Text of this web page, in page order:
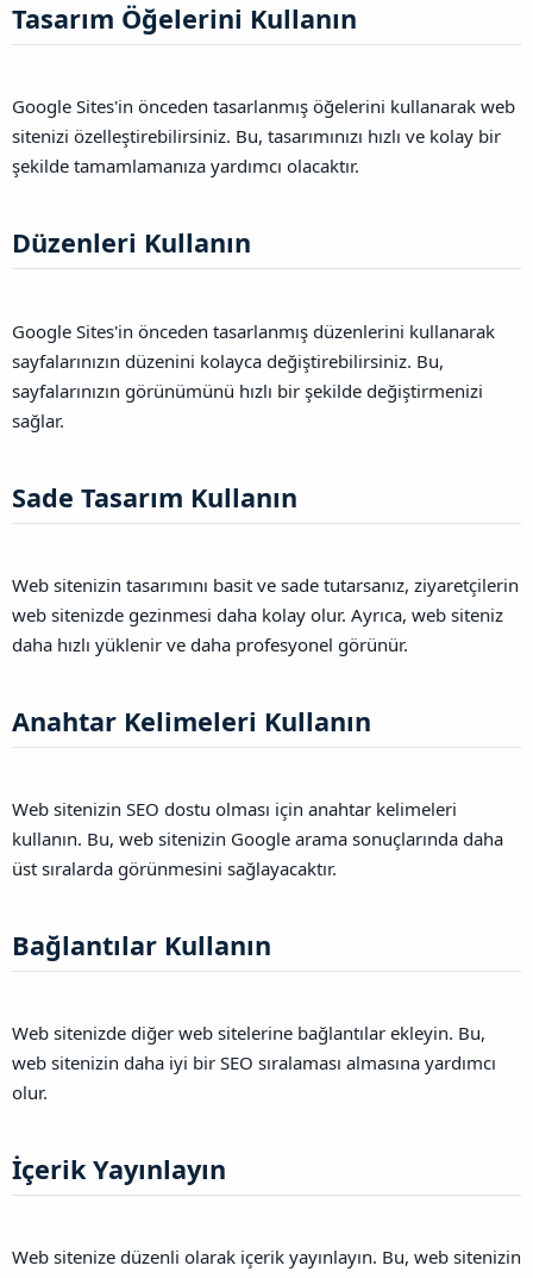
Tasarım Öğelerini Kullanın​
Google Sites'in önceden tasarlanmış öğelerini kullanarak web
sitenizi özelleştirebilirsiniz. Bu, tasarımınızı hızlı ve kolay bir
şekilde tamamlamanıza yardımcı olacaktır.
Düzenleri Kullanın​
Google Sites'in önceden tasarlanmış düzenlerini kullanarak
sayfalarınızın düzenini kolayca değiştirebilirsiniz. Bu,
sayfalarınızın görünümünü hızlı bir şekilde değiştirmenizi
sağlar.
Sade Tasarım Kullanın​
Web sitenizin tasarımını basit ve sade tutarsanız, ziyaretçilerin
web sitenizde gezinmesi daha kolay olur. Ayrıca, web siteniz
daha hızlı yüklenir ve daha profesyonel görünür.
Anahtar Kelimeleri Kullanın​
Web sitenizin SEO dostu olması için anahtar kelimeleri
kullanın. Bu, web sitenizin Google arama sonuçlarında daha
üst sıralarda görünmesini sağlayacaktır.
Bağlantılar Kullanın​
Web sitenizde diğer web sitelerine bağlantılar ekleyin. Bu,
web sitenizin daha iyi bir SEO sıralaması almasına yardımcı
olur.
İçerik Yayınlayın​
Web sitenize düzenli olarak içerik yayınlayın. Bu, web sitenizin